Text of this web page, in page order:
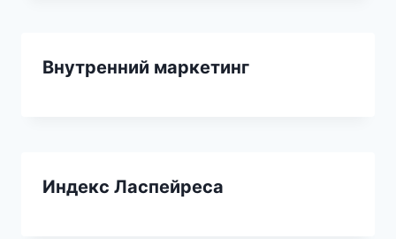
Внутренний маркетинг
Индекс Ласпейреса